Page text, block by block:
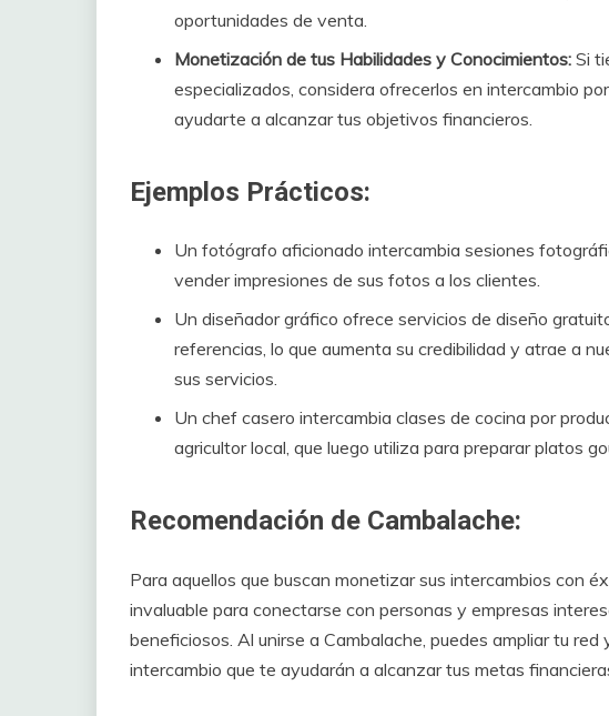
oportunidades de venta.
Monetización de tus Habilidades y Conocimientos: Si
especializados, considera ofrecerlos en intercambio
ayudarte a alcanzar tus objetivos financieros.
Ejemplos Prácticos:
Un fotógrafo aficionado intercambia sesiones
vender impresiones de sus fotos a los clientes.
Un diseñador gráfico ofrece servicios de diseño
referencias, lo que aumenta su credibilidad y atrae a
sus servicios.
Un chef casero intercambia clases de cocina por
agricultor local, que luego utiliza para preparar platos
Recomendación de Cambalache:
Para aquellos que buscan monetizar sus intercambios con
invaluable para conectarse con personas y empresas
beneficiosos. Al unirse a Cambalache, puedes ampliar tu
intercambio que te ayudarán a alcanzar tus metas